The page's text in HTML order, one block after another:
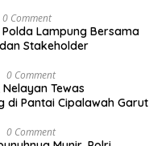
0 Comment
Polda Lampung Bersama
Stakeholder
0 Comment
Nelayan Tewas
di Pantai Cipalawah Garut
0 Comment